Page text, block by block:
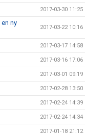
2017-03-30 11:25
ny
2017-03-22 10:16
2017-03-17 14:58
2017-03-16 17:06
2017-03-01 09:19
2017-02-28 13:50
2017-02-24 14:39
2017-02-24 14:34
2017-01-18 21:12